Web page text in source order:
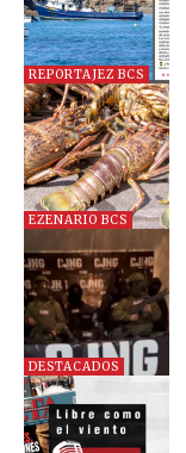
REPORTAJEZ BCS
EZENARIO BCS
DESTACADOS